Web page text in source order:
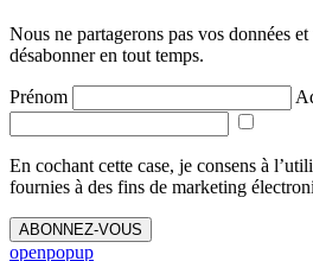
Nous ne partagerons pas vos données
désabonner en tout temps.
Prénom
En cochant cette case, je consens à
fournies à des fins de marketing
ABONNEZ-VOUS
openpopup